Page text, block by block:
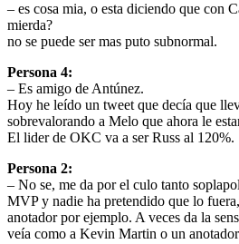
– es cosa mia, o esta diciendo que con
mierda?
no se puede ser mas puto subnormal.
Persona 4:
– Es amigo de Antúnez.
Hoy he leído un tweet que decía que
sobrevalorando a Melo que ahora le
El lider de OKC va a ser Russ al 120%.
Persona 2:
– No se, me da por el culo tanto
MVP y nadie ha pretendido que lo
anotador por ejemplo. A veces da la
veía como a Kevin Martin o un